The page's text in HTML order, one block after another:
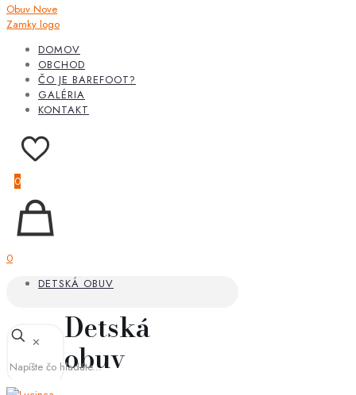
DOMOV
OBCHOD
ČO JE BAREFOOT?
GALÉRIA
KONTAKT
0
0
DETSKÁ OBUV
Detská
obuv
✕